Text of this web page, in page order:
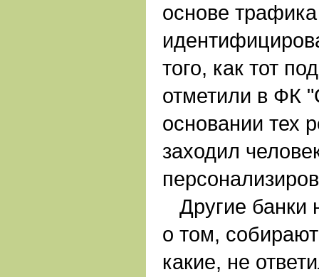
основе
того, как тот
отметили в ФК
основании тех
заходил
Другие банки
о том,
какие, не